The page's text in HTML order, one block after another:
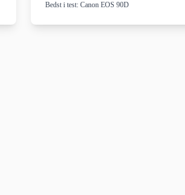
Bedst i test: Canon EOS 90D